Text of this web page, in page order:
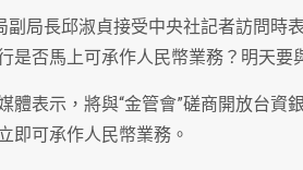
副局長邱淑貞接受中央社記者訪問時
是否馬上可承作人民幣業務？明天要
體表示，將與“金管會”磋商開放台資
即可承作人民幣業務。